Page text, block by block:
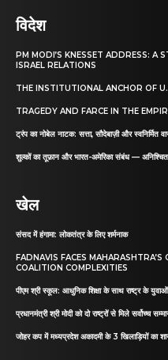
विदेश
PM MODI’S KNESSET ADDRESS: A
ISRAEL RELATIONS
THE INSTITUTIONAL ANCHOR OF
TRAGEDY AND FARCE IN THE
ट्रंप का नोबेल नाटक: सत्ता, सौदेबाज़ी और स्वनिर्मित
शुल्कों का तूफ़ान और भारत-अमेरिका संबंध —
खेल
संसद में हंगामा: लोकतंत्र के लिए शर्मनाक
FADNAVIS FACES
COALITION COMPLEXITIES
पीएम श्री स्कूल: आधुनिक शिक्षा के साथ राष्ट्र के युवाओं
प्रधानमंत्री श्री मोदी को दो राष्ट्रों से मिले सर्वोच्च
जोहर कप में मध्यप्रदेश अकादमी के 3 खिलाड़ियों का